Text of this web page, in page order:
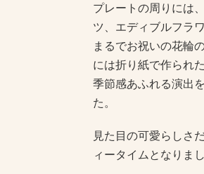
プレートの周りには
ツ、エディブルフラ
まるでお祝いの花輪
には折り紙で作られ
季節感あふれる演出
た。
見た目の可愛らしさ
ィータイムとなりまし